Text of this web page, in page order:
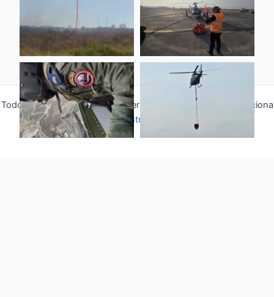
Todos los derechos © 2026 Fuerza Aérea Ecuatoriana | Funciona
gracias aTema Astra para WordPress